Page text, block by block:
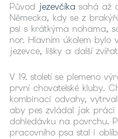
Původ jezevčíka sahá až
Německa, kdy se z
psi s krátkýma nohama,
nor. Hlavním úkolem bylo
jezevce, lišky a další
V 19. století se plemeno
první chovatelské kluby.
kombinaci odvahy,
aby pes zvládal jak práci
dohledávku na povrchu.
pracovního psa stal i